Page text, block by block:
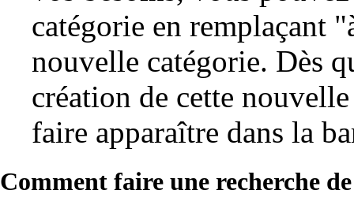
catégorie en remplaçant
nouvelle catégorie. Dès
création de cette
faire apparaître dans la
Comment faire une recherche